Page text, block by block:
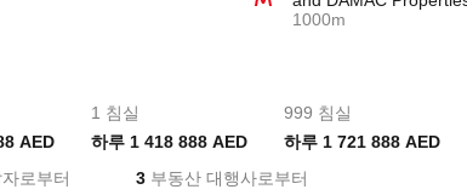
1000m
AED
1 침실
하루 1 418 888 AED
999 침실
하루 1 721 888 AED
로부터 3부동산 대행사로부터